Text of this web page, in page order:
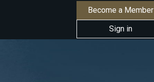
Become a Member
Sign in